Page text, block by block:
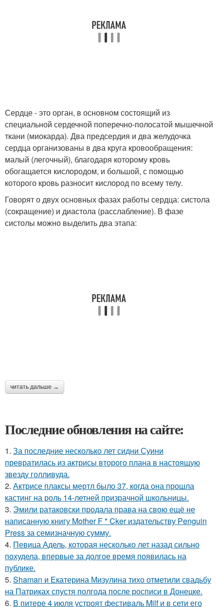
Сердце - это орган, в основном состоящий из
специальной сердечной поперечно-полосатой мышечной
ткани (миокарда). Два предсердия и два желудочка
сердца организованы в два круга кровообращения:
малый (легочный), благодаря которому кровь
обогащается кислородом, и большой, с помощью
которого кровь разносит кислород по всему телу.
Говорят о двух основных фазах работы сердца: систола
(сокращение) и диастола (расслабление). В фазе
систолы можно выделить два этапа:
читать дальше →
Последние обновления на сайте:
1. За последние несколько лет сидни Суини
превратилась из актрисы второго плана в настоящую
звезду голливуда.
2. Актрисе плаксы мертл было 37, когда она прошла
кастинг на роль 14-летней призрачной школьницы.
3. Эмили ратаковски продала права на свою ещё не
написанную книгу Mother F * Cker издательству Penguin
Press за семизначную сумму.
4. Певица Адель, которая несколько лет назад сильно
похудела, впервые за долгое время появилась на
публике.
5. Shaman и Екатерина Мизулина тихо отметили свадьбу
на Патриках спустя полгода после росписи в Донецке.
6. В питере 4 июля устроят фестиваль Milf и в сети его